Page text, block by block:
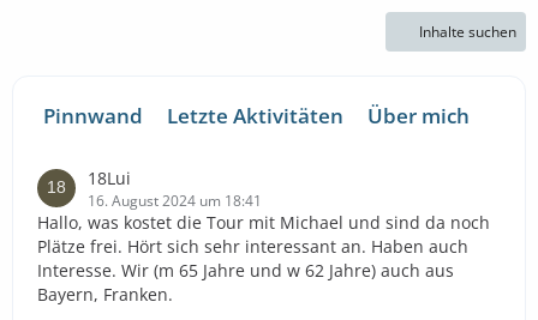
Inhalte suchen
Pinnwand Letzte Aktivitäten Über mich
18Lui
16. August 2024 um 18:41
Hallo, was kostet die Tour mit Michael und sind da noch
Plätze frei. Hört sich sehr interessant an. Haben auch
Interesse. Wir (m 65 Jahre und w 62 Jahre) auch aus
Bayern, Franken.